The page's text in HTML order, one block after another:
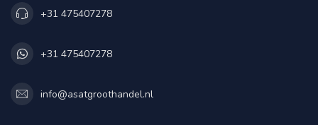
+31 475407278
+31 475407278
info@asatgroothandel.nl